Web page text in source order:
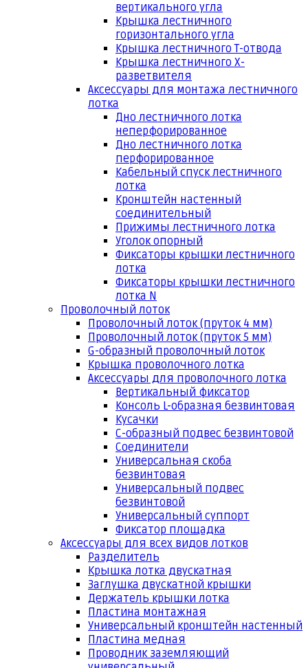
вертикального угла
Крышка лестничного
горизонтального угла
Крышка лестничного Т-отвода
Крышка лестничного Х-
разветвителя
Аксессуары для монтажа лестничного
лотка
Дно лестничного лотка
неперфорированное
Дно лестничного лотка
перфорированное
Кабельный спуск лестничного
лотка
Кронштейн настенный
соединительный
Прижимы лестничного лотка
Уголок опорный
Фиксаторы крышки лестничного
лотка
Фиксаторы крышки лестничного
лотка N
Проволочный лоток
Проволочный лоток (пруток 4 мм)
Проволочный лоток (пруток 5 мм)
G-образный проволочный лоток
Крышка проволочного лотка
Аксессуары для проволочного лотка
Вертикальный фиксатор
Консоль L-образная безвинтовая
Кусачки
С-образный подвес безвинтовой
Соединители
Универсальная скоба
безвинтовая
Универсальный подвес
безвинтовой
Универсальный суппорт
Фиксатор площадка
Аксессуары для всех видов лотков
Разделитель
Крышка лотка двускатная
Заглушка двускатной крышки
Держатель крышки лотка
Пластина монтажная
Универсальный кронштейн настенный
Пластина медная
Проводник заземляющий